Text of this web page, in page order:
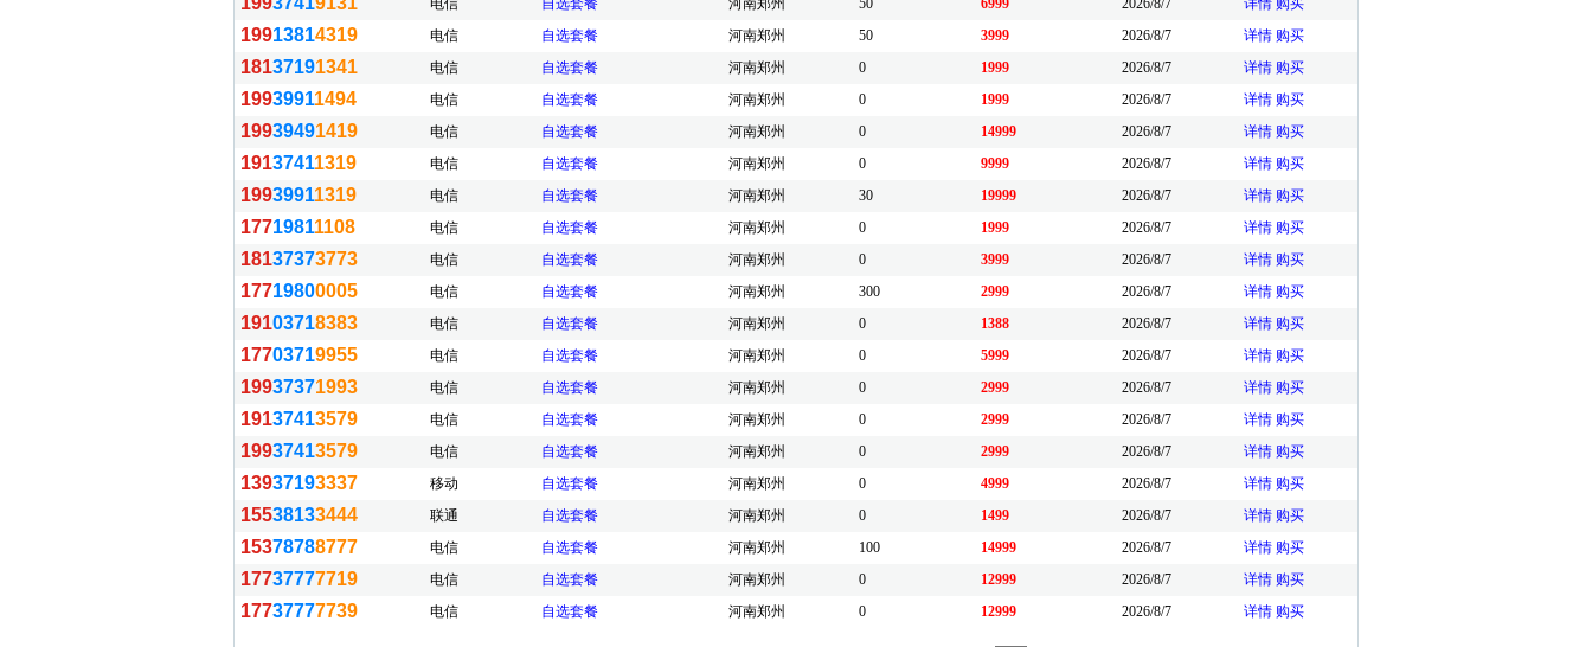
电信 自选套餐 河南郑州 50 6999 2026/8/7 详情 购买
19913814319 电信 自选套餐 河南郑州 50 3999 2026/8/7 详情 购买
18137191341 电信 自选套餐 河南郑州 0 1999 2026/8/7 详情 购买
19939911494 电信 自选套餐 河南郑州 0 1999 2026/8/7 详情 购买
19939491419 电信 自选套餐 河南郑州 0 14999 2026/8/7 详情 购买
19137411319 电信 自选套餐 河南郑州 0 9999 2026/8/7 详情 购买
19939911319 电信 自选套餐 河南郑州 30 19999 2026/8/7 详情 购买
17719811108 电信 自选套餐 河南郑州 0 1999 2026/8/7 详情 购买
18137373773 电信 自选套餐 河南郑州 0 3999 2026/8/7 详情 购买
17719800005 电信 自选套餐 河南郑州 300 2999 2026/8/7 详情 购买
19103718383 电信 自选套餐 河南郑州 0 1388 2026/8/7 详情 购买
17703719955 电信 自选套餐 河南郑州 0 5999 2026/8/7 详情 购买
19937371993 电信 自选套餐 河南郑州 0 2999 2026/8/7 详情 购买
19137413579 电信 自选套餐 河南郑州 0 2999 2026/8/7 详情 购买
19937413579 电信 自选套餐 河南郑州 0 2999 2026/8/7 详情 购买
13937193337 移动 自选套餐 河南郑州 0 4999 2026/8/7 详情 购买
15538133444 联通 自选套餐 河南郑州 0 1499 2026/8/7 详情 购买
15378788777 电信 自选套餐 河南郑州 100 14999 2026/8/7 详情 购买
17737777719 电信 自选套餐 河南郑州 0 12999 2026/8/7 详情 购买
17737777739 电信 自选套餐 河南郑州 0 12999 2026/8/7 详情 购买